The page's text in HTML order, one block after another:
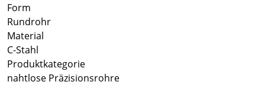
Form
Rundrohr
Material
C-Stahl
Produktkategorie
nahtlose Präzisionsrohre